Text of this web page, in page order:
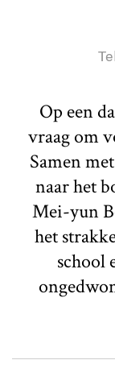
Op een
vraag om
Samen
naar het
Mei-yun
het
school